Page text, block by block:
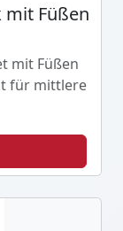
mit Füßen
mit Füßen
für mittlere